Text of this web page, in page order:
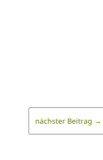
nächster Beitrag →